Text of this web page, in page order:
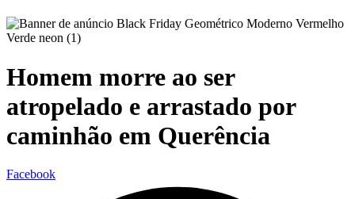
Homem morre ao ser
atropelado e arrastado por
caminhão em Querência
Facebook